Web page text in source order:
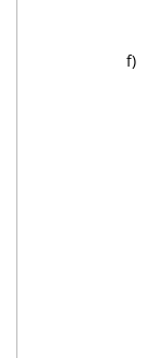
f)